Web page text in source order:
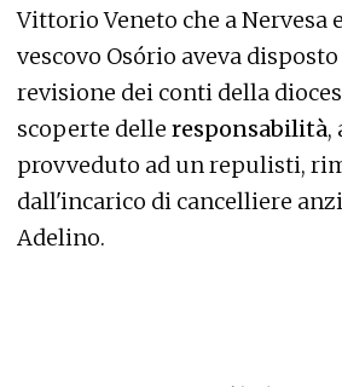
Vittorio Veneto che a Nervesa
vescovo Osório aveva
revisione dei conti della
scoperte delle responsabilità,
provveduto ad un repulisti,
dall'incarico di cancelliere
Adelino.